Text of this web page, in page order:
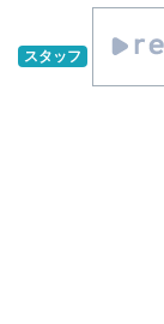
スタッフ